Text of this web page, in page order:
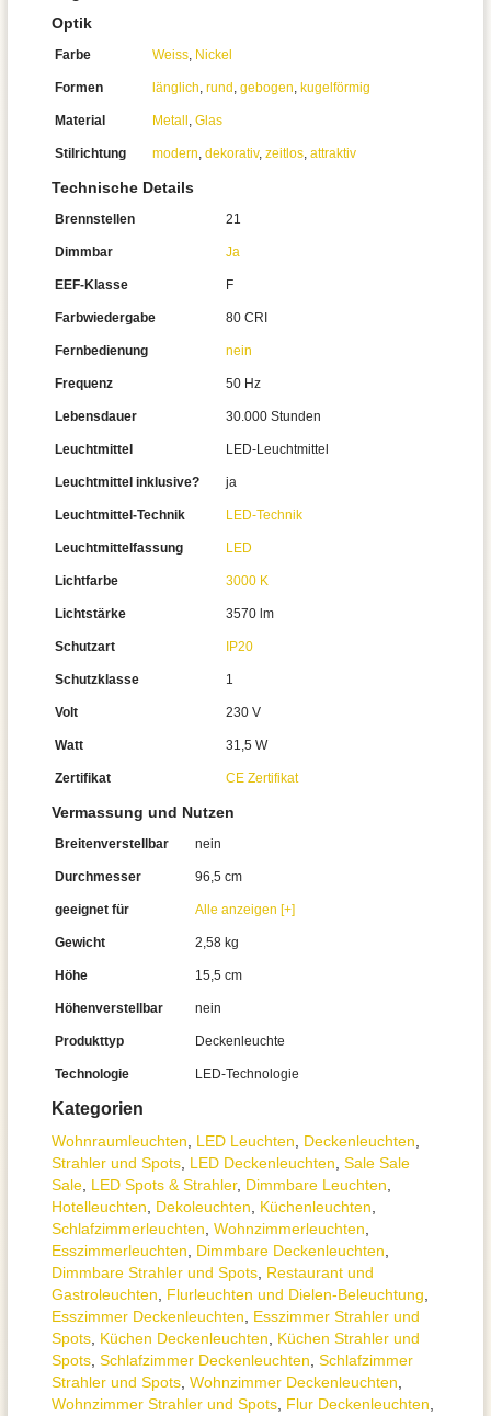
Kategorien
Wohnraum­leuchten LED Leuchten Decken­leuchten
Strahler und Spots LED Deckenleuchten Sale Sale
Sale LED Spots & Strahler, Dimmbare Leuchten
Hotelleuchten
Dekoleuchten Küchenleuchten
Schlafzimmer­leuchten Wohnzimmer­leuchten
Esszimmer­­leuchten
Dimmbare Deckenleuchten
Dimmbare Strahler und Spots Restaurant und
Gastroleuchten
Flurleuchten und Dielen-Beleuchtung
Esszimmer Deckenleuchten
Esszimmer Strahler und
Spots Küchen Deckenleuchten
Küchen Strahler und
Spots Schlafzimmer Deckenleuchten Schlafzimmer
Strahler und Spots Wohnzimmer Deckenleuchten
Wohnzimmer Strahler und Spots Flur Deckenleuchten
Optik
Farbe Weiss, Nickel
Formen länglich, rund , gebogen, kugelförmig
Material Metall , Glas
Stilrichtung modern, dekorativ, zeitlos, attraktiv
Technische Details
Brennstellen 21
Dimmbar Ja
EEF-Klasse F
Farbwiedergabe 80 CRI
Fernbedienung nein
Frequenz 50 Hz
Lebensdauer 30.000 Stunden
Leuchtmittel LED-Leuchtmittel
Leuchtmittel inklusive? ja
Leuchtmittel-Technik LED-Technik
Leuchtmittelfassung LED
Lichtfarbe 3000 K
Lichtstärke 3570 lm
Schutzart IP20
Schutzklasse 1
Volt 230 V
Watt 31,5 W
Zertifikat CE Zertifikat
Vermassung und Nutzen
Breitenverstellbar nein
Durchmesser 96,5 cm
geeignet für Alle anzeigen [+]
Gewicht 2,58 kg
Höhe 15,5 cm
Höhenverstellbar nein
Produkttyp Deckenleuchte
Technologie LED-Technologie